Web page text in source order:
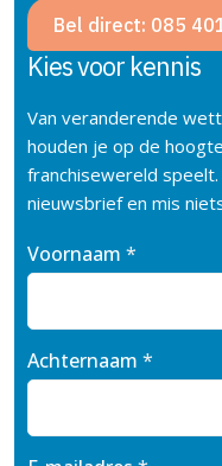
Bel direct: 085
Kies voor kennis
Van veranderende
houden je op de
franchisewereld
nieuwsbrief en mis
Voornaam *
Achternaam *